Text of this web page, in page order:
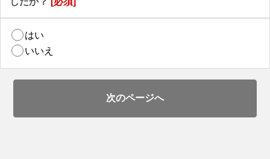
はい
いいえ